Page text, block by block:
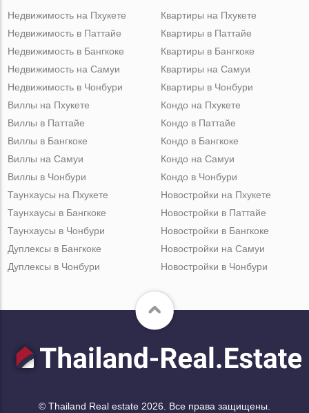
Недвижимость на Пхукете
Недвижимость в Паттайе
Недвижимость в Бангкоке
Недвижимость на Самуи
Недвижимость в Чонбури
Квартиры на Пхукете
Квартиры в Паттайе
Квартиры в Бангкоке
Квартиры на Самуи
Квартиры в Чонбури
Виллы на Пхукете
Виллы в Паттайе
Виллы в Бангкоке
Виллы на Самуи
Виллы в Чонбури
Кондо на Пхукете
Кондо в Паттайе
Кондо в Бангкоке
Кондо на Самуи
Кондо в Чонбури
Таунхаусы на Пхукете
Таунхаусы в Бангкоке
Таунхаусы в Чонбури
Дуплексы в Бангкоке
Дуплексы в Чонбури
Новостройки на Пхукете
Новостройки в Паттайе
Новостройки в Бангкоке
Новостройки на Самуи
Новостройки в Чонбури
© Thailand Real estate 2026. Все права защищены.